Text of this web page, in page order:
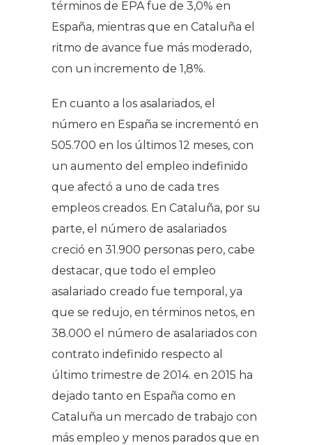
términos de EPA fue de 3,0% en
España, mientras que en Cataluña el
ritmo de avance fue más moderado,
con un incremento de 1,8%.
En cuanto a los asalariados, el
número en España se incrementó en
505.700 en los últimos 12 meses, con
un aumento del empleo indefinido
que afectó a uno de cada tres
empleos creados. En Cataluña, por su
parte, el número de asalariados
creció en 31.900 personas pero, cabe
destacar, que todo el empleo
asalariado creado fue temporal, ya
que se redujo, en términos netos, en
38.000 el número de asalariados con
contrato indefinido respecto al
último trimestre de 2014. en 2015 ha
dejado tanto en España como en
Cataluña un mercado de trabajo con
más empleo y menos parados que en